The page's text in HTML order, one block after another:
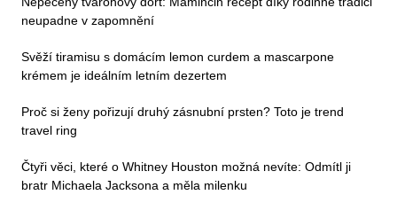
neupadne v zapomnění
Svěží tiramisu s domácím lemon curdem a mascarpone
krémem je ideálním letním dezertem
Proč si ženy pořizují druhý zásnubní prsten? Toto je trend
travel ring
Čtyři věci, které o Whitney Houston možná nevíte: Odmítl ji
bratr Michaela Jacksona a měla milenku